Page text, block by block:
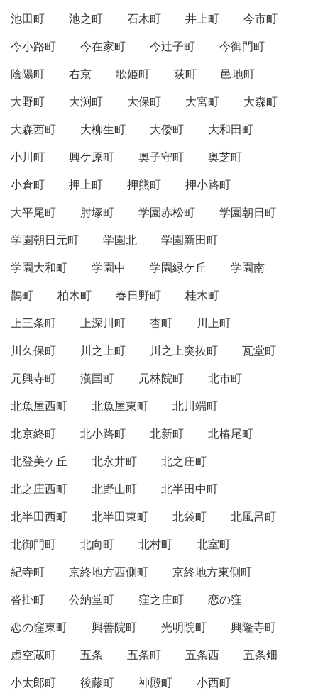
池田町
池之町 石木町 井上町
今市町
今小路町
今在家町 今辻子町
今御門町
陰陽町
右京 歌姫町 荻町
邑地町
大野町
大渕町 大保町 大宮町
大森町
大森西町
大柳生町 大倭町
大和田町
小川町
興ケ原町 奥子守町
奥芝町
小倉町
押上町 押熊町
押小路町
大平尾町
肘塚町 学園赤松町
学園朝日町
学園朝日元町
学園北
学園新田町
学園大和町
学園中 学園緑ケ丘
学園南
鵲町
柏木町 春日野町
桂木町
上三条町
上深川町 杏町
川上町
川久保町
川之上町 川之上突抜町
瓦堂町
元興寺町
漢国町 元林院町
北市町
北魚屋西町
北魚屋東町
北川端町
北京終町
北小路町 北新町
北椿尾町
北登美ケ丘
北永井町
北之庄町
北之庄西町
北野山町
北半田中町
北半田西町
北半田東町 北袋町
北風呂町
北御門町
北向町 北村町
北室町
紀寺町
京終地方西側町
京終地方東側町
沓掛町
公納堂町 窪之庄町
恋の窪
恋の窪東町
興善院町 光明院町
興隆寺町
虚空蔵町
五条 五条町 五条西
五条畑
小太郎町
後藤町 神殿町 小西町